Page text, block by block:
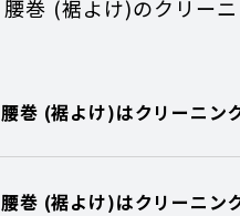
腰巻 (裾よけ)のクリー
腰巻 (裾よけ)はクリーニン
腰巻 (裾よけ)はクリーニン